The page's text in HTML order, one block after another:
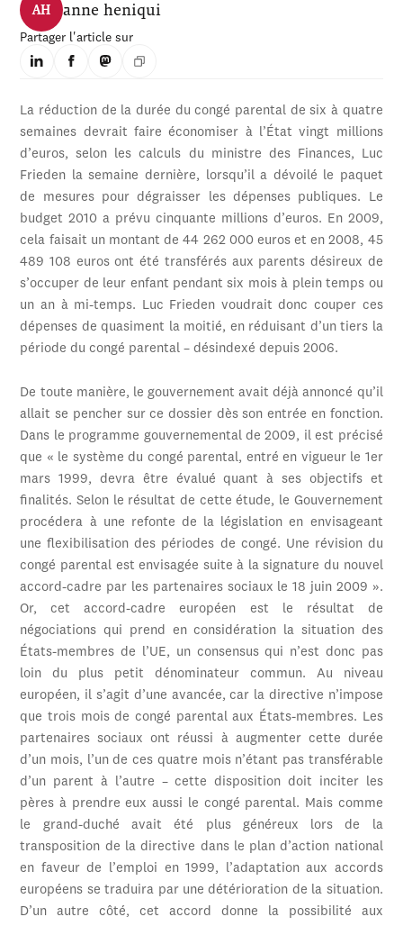
AH anne heniqui
Partager l'article sur
La réduction de la durée du congé parental de six à quatre
semaines devrait faire économiser à l’État vingt millions
d’euros, selon les calculs du ministre des Finances, Luc
Frieden la semaine dernière, lorsqu’il a dévoilé le paquet
de mesures pour dégraisser les dépenses publiques. Le
budget 2010 a prévu cinquante millions d’euros. En 2009,
cela faisait un montant de 44 262 000 euros et en 2008, 45
489 108 euros ont été transférés aux parents désireux de
s’occuper de leur enfant pendant six mois à plein temps ou
un an à mi-temps. Luc Frieden voudrait donc couper ces
dépenses de quasiment la moitié, en réduisant d’un tiers la
période du congé parental – désindexé depuis 2006.
De toute manière, le gouvernement avait déjà annoncé qu’il
allait se pencher sur ce dossier dès son entrée en fonction.
Dans le programme gouvernemental de 2009, il est précisé
que « le système du congé parental, entré en vigueur le 1er
mars 1999, devra être évalué quant à ses objectifs et
finalités. Selon le résultat de cette étude, le Gouvernement
procédera à une refonte de la législation en envisageant
une flexibilisation des périodes de congé. Une révision du
congé parental est envisagée suite à la signature du nouvel
accord-cadre par les partenaires sociaux le 18 juin 2009 ».
Or, cet accord-cadre européen est le résultat de
négociations qui prend en considération la situation des
États-membres de l’UE, un consensus qui n’est donc pas
loin du plus petit dénominateur commun. Au niveau
européen, il s’agit d’une avancée, car la directive n’impose
que trois mois de congé parental aux États-membres. Les
partenaires sociaux ont réussi à augmenter cette durée
d’un mois, l’un de ces quatre mois n’étant pas transférable
d’un parent à l’autre – cette disposition doit inciter les
pères à prendre eux aussi le congé parental. Mais comme
le grand-duché avait été plus généreux lors de la
transposition de la directive dans le plan d’action national
en faveur de l’emploi en 1999, l’adaptation aux accords
européens se traduira par une détérioration de la situation.
D’un autre côté, cet accord donne la possibilité aux